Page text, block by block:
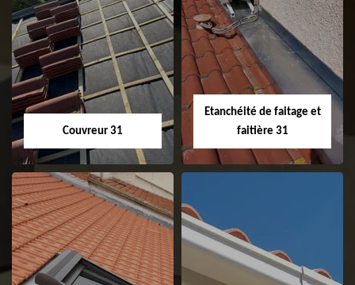
Couvreur 31
Couvreur 31
Etanchéité de faitage et
faitière 31
Etanchéité de
faitage et faitière